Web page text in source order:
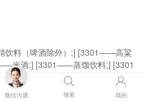
料（啤酒除外）;] [3301——高粱
米酒;] [3301——蒸馏饮料;] [3301
烧酒;] [3301——开胃酒;]
微信沟通 搜索 我的